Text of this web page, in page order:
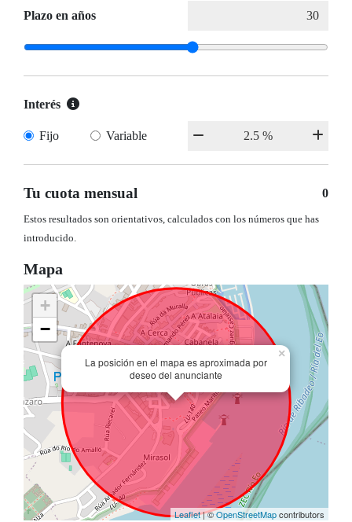
Plazo en años
Interés
Fijo Variable
Tu cuota mensual 0
Estos resultados son orientativos, calculados con los números que has
introducido.
Mapa
La posición en el mapa es aproximada por
deseo del anunciante
×
+
−
Leaflet| ©OpenStreetMapcontributors